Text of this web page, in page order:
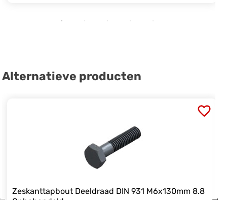
Alternatieve producten
Zeskanttapbout Deeldraad DIN 931 M6x130mm 8.8